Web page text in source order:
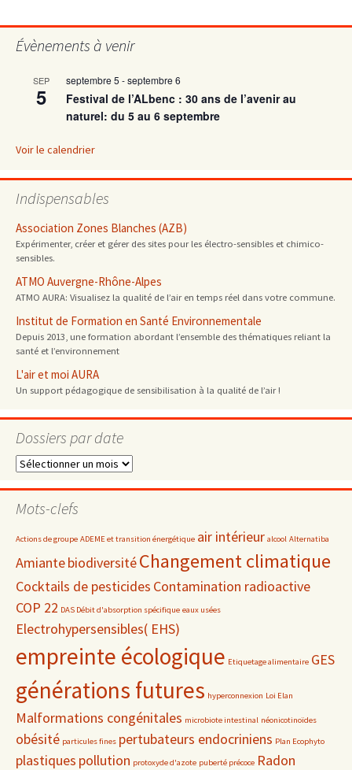
articles
Évènements à venir
SEP
5
septembre 5 -septembre 6
Festival de l’ALbenc : 30 ans de l’avenir au
naturel: du 5 au 6 septembre
Voir le calendrier
Indispensables
Association Zones Blanches (AZB)
Expérimenter, créer et gérer des sites pour les électro-sensibles et chimico-
sensibles.
ATMO Auvergne-Rhône-Alpes
ATMO AURA: Visualisez la qualité de l’air en temps réel dans votre commune.
Institut de Formation en Santé Environnementale
Depuis 2013, une formation abordant l’ensemble des thématiques reliant la
santé et l’environnement
L'air et moi AURA
Un support pédagogique de sensibilisation à la qualité de l’air !
Dossiers par date
Dossiers
date
Mots-clefs
Actions de groupe ADEME et transition énergétique air intérieur alcool Alternatiba
AmiantebiodiversitéChangement climatique
Cocktails de pesticides Contamination radioactive
COP 22 DAS Débit d'absorption spécifique eaux usées
Electrohypersensibles( EHS)
empreinte écologique Etiquetage alimentaire GES
générations futures hyperconnexion Loi Elan
Malformations congénitales microbiote intestinal néonicotinoïdes
obésité particules fines pertubateurs endocriniens Plan Ecophyto
plastiques pollution protoxyde d'azote puberté précoce Radon